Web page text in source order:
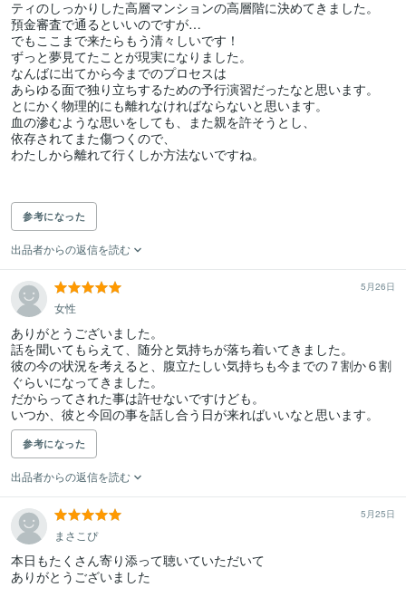
ティのしっかりした高層マンションの高層階に決めてきました。
預金審査で通るといいのですが…
でもここまで来たらもう清々しいです！
ずっと夢見てたことが現実になりました。
なんばに出てから今までのプロセスは
あらゆる面で独り立ちするための予行演習だったなと思います。
とにかく物理的にも離れなければならないと思います。
血の滲むような思いをしても、また親を許そうとし、
依存されてまた傷つくので、
わたしから離れて行くしか方法ないですね。
参考になった
出品者からの返信を読む
5月26日
女性
ありがとうございました。
話を聞いてもらえて、随分と気持ちが落ち着いてきました。
彼の今の状況を考えると、腹立たしい気持ちも今までの７割か６割
ぐらいになってきました。
だからってされた事は許せないですけども。
いつか、彼と今回の事を話し合う日が来ればいいなと思います。
参考になった
出品者からの返信を読む
5月25日
まさこぴ
本日もたくさん寄り添って聴いていただいて
ありがとうございました